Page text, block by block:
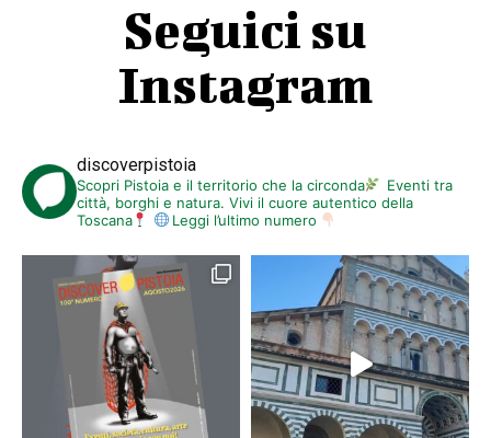
Seguici su
Instagram
discoverpistoia
Scopri Pistoia e il territorio che la circonda
Eventi tra
città, borghi e natura. Vivi il cuore autentico della
Toscana
Leggi l’ultimo numero